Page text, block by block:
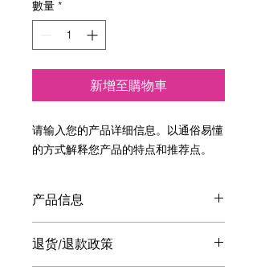
數量 *
新增至購物車
请输入您的产品详细信息。以通俗易懂
的方式解释您产品的特点和推荐点。
产品信息
材质、使用说明书之外，还说明产品的
特点和推荐点。
退货/退款政策